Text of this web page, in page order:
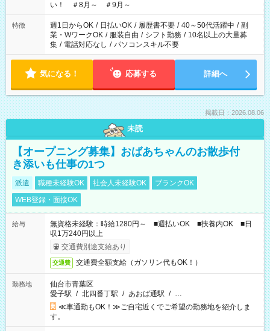
い！ ＃8月～ ＃9月～
特徴 週1日からOK / 日払いOK / 履歴書不要 / 40～50代活躍中 / 副
業・WワークOK / 服装自由 / シフト勤務 / 10名以上の大量募
集 / 電話対応なし / パソコンスキル不要
気になる！ 応募する 詳細へ
掲載日：2026.08.06
未読
【オープニング募集】おばあちゃんのお散歩付
き添いも仕事の1つ
派遣 職種未経験OK 社会人未経験OK
ブランクOK
WEB登録・面接OK
給与
無資格未経験：時給1280円～ ■週払いOK ■扶養内OK ■日
収1万240円以上
交通費別途支給あり
交通費 交通費全額支給（ガソリン代もOK！）
勤務地
仙台市青葉区
愛子駅 / 北四番丁駅 / あおば通駅 / …
≪車通勤もOK！≫ご自宅近くでご希望の勤務地を紹介しま
す。